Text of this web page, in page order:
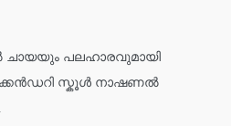
ചായയും പലഹാരവുമായി
സ്കൂൾ നാഷണൽ